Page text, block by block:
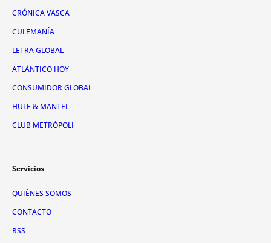
CRÓNICA VASCA
CULEMANÍA
LETRA GLOBAL
ATLÁNTICO HOY
CONSUMIDOR GLOBAL
HULE & MANTEL
CLUB METRÓPOLI
Servicios
QUIÉNES SOMOS
CONTACTO
RSS